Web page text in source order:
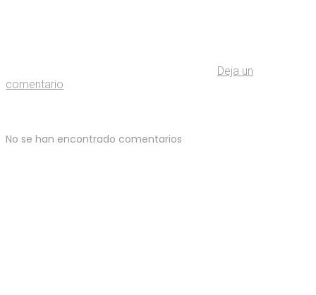
Deja un
comentario
No se han encontrado comentarios